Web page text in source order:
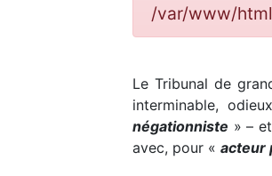
/var/www/
Le Tribunal de
interminable,
négationniste » –
avec, pour « acteur